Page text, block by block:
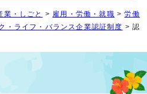
業・しごと > 雇用・労働・就職 >労働
・ライフ・バランス企業認証制度 > 認